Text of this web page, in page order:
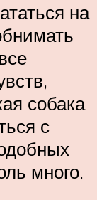
на
собака
с
много.